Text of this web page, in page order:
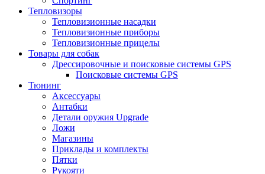
Тепловизоры
Тепловизионные насадки
Тепловизионные приборы
Тепловизионные прицелы
Товары для собак
Дрессировочные и поисковые системы GPS
Поисковые системы GPS
Тюнинг
Аксессуары
Антабки
Детали оружия Upgrade
Ложи
Магазины
Приклады и комплекты
Пятки
Рукояти